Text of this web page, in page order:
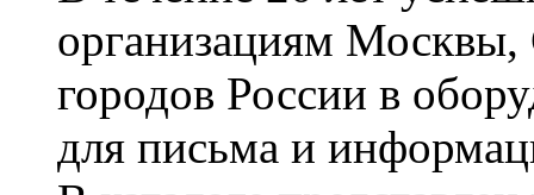
организациям Москвы,
городов России в
для письма и